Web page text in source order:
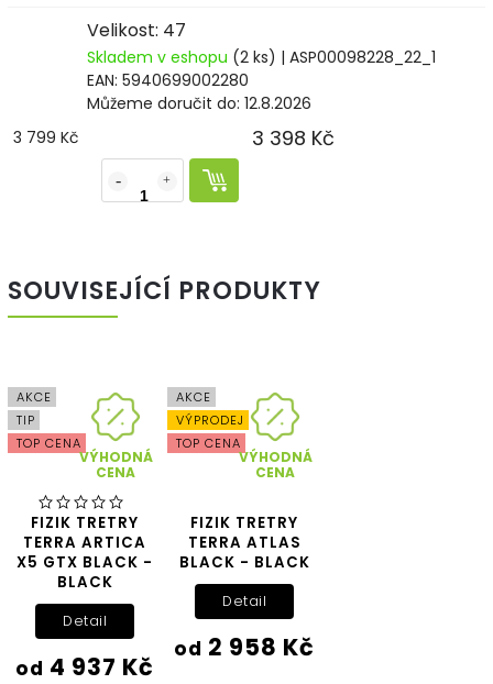
Velikost: 47
Skladem v eshopu (2 ks) | ASP00098228_22_1
EAN: 5940699002280
Můžeme doručit do: 12.8.2026
3 799 Kč
3 398 Kč
SOUVISEJÍCÍ PRODUKTY
AKCE
TIP
TOP CENA
VÝHODNÁ
CENA
FIZIK TRETRY
TERRA ARTICA
X5 GTX BLACK -
BLACK
od 4 937 Kč
Detail
AKCE
VÝPRODEJ
TOP CENA
VÝHODNÁ
CENA
FIZIK TRETRY
TERRA ATLAS
BLACK - BLACK
od 2 958 Kč
Detail